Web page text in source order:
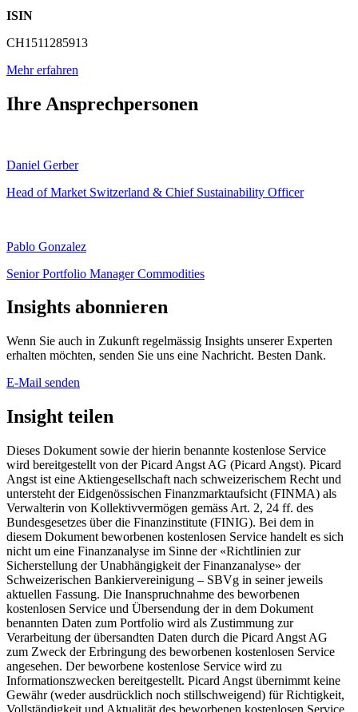
ISIN
CH1511285913
Mehr erfahren
Ihre Ansprech­personen
Daniel Gerber
Head of Market Switzerland & Chief Sustainability Officer
Pablo Gonzalez
Senior Portfolio Manager Commodities
Insights abonnieren
Wenn Sie auch in Zukunft regelmässig Insights unserer Experten
erhalten möchten, senden Sie uns eine Nachricht. Besten Dank.
E-Mail senden
Insight teilen
Dieses Dokument sowie der hierin benannte kostenlose Service
wird bereitgestellt von der Picard Angst AG (Picard Angst). Picard
Angst ist eine Aktiengesellschaft nach schweizerischem Recht und
untersteht der Eidgenössischen Finanzmarktaufsicht (FINMA) als
Verwalterin von Kollektivvermögen gemäss Art. 2, 24 ff. des
Bundesgesetzes über die Finanzinstitute (FINIG). Bei dem in
diesem Dokument beworbenen kostenlosen Service handelt es sich
nicht um eine Finanzanalyse im Sinne der «Richtlinien zur
Sicherstellung der Unabhängigkeit der Finanzanalyse» der
Schweizerischen Bankiervereinigung – SBVg in seiner jeweils
aktuellen Fassung. Die Inanspruchnahme des beworbenen
kostenlosen Service und Übersendung der in dem Dokument
benannten Daten zum Portfolio wird als Zustimmung zur
Verarbeitung der übersandten Daten durch die Picard Angst AG
zum Zweck der Erbringung des beworbenen kostenlosen Service
angesehen. Der beworbene kostenlose Service wird zu
Informationszwecken bereitgestellt. Picard Angst übernimmt keine
Gewähr (weder ausdrücklich noch stillschweigend) für Richtigkeit,